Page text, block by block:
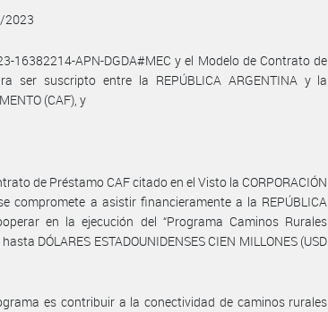
2023
16382214-APN-DGDA#MEC y el Modelo de Contrato de
ser suscripto entre la REPÚBLICA ARGENTINA y la
(CAF), y
de Préstamo CAF citado en el Visto la CORPORACIÓN
compromete a asistir financieramente a la REPÚBLICA
en la ejecución del “Programa Caminos Rurales
DÓLARES ESTADOUNIDENSES CIEN MILLONES (USD
es contribuir a la conectividad de caminos rurales